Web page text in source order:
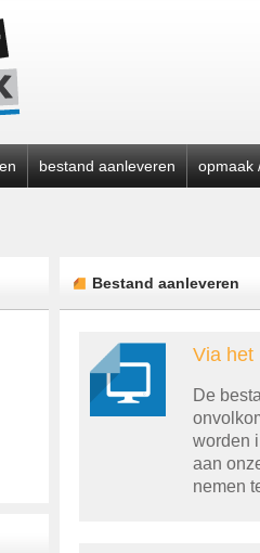
bestand aanleveren opmaak
Bestand aanleveren
Via het
De
worden
aan
nemen